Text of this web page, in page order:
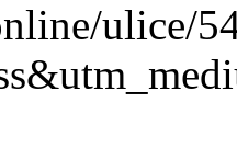
ulice/